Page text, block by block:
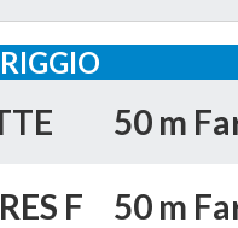
50 m
F 50 m